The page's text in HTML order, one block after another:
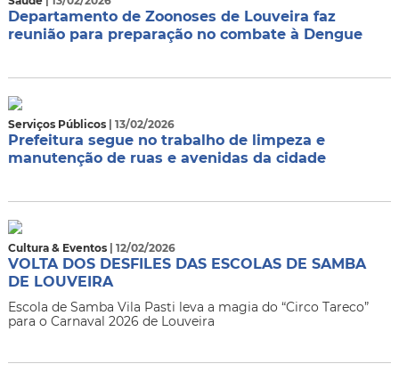
Departamento de Zoonoses de Louveira faz
reunião para preparação no combate à Dengue
Serviços Públicos | 13/02/2026
Prefeitura segue no trabalho de limpeza e
manutenção de ruas e avenidas da cidade
Cultura & Eventos | 12/02/2026
VOLTA DOS DESFILES DAS ESCOLAS DE SAMBA
DE LOUVEIRA
Escola de Samba Vila Pasti leva a magia do “Circo Tareco”
para o Carnaval 2026 de Louveira